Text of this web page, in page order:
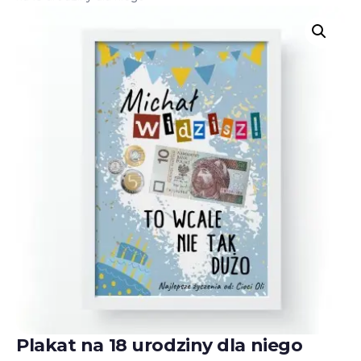
Plakat na 18 urodziny dla niego